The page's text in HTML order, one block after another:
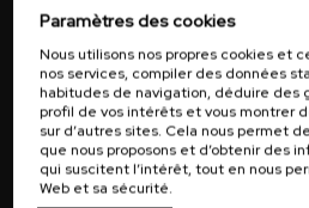
JE VEUX
Recevez des offres spéciales,
les produits et des informations
votre e-
Paramètres des cookies
Nous utilisons nos propres cookies et
nos services, compiler des données
habitudes de navigation, déduire des
profil de vos intérêts et vous montrer
sur d’autres sites. Cela nous permet
que nous proposons et d’obtenir des
qui suscitent l’intérêt, tout en nous
Web et sa sécurité.